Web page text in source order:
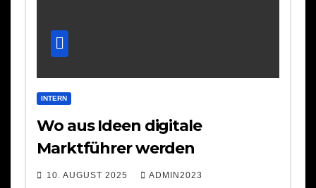
INTERN
Wo aus Ideen digitale
Marktführer werden
10. AUGUST 2025 ADMIN2023